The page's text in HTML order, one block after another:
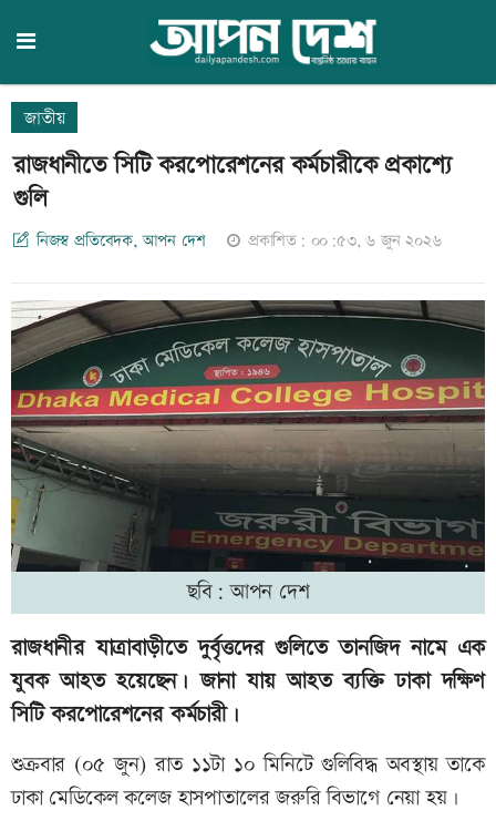
জাতীয়
রাজধানীতে সিটি করপোরেশনের কর্মচারীকে প্রকাশ্যে
গুলি
নিজস্ব প্রতিবেদক, আপন দেশ প্রকাশিত: ০০:৫৩, ৬ জুন ২০২৬
ছবি: আপন দেশ
রাজধানীর যাত্রাবাড়ীতে দুর্বৃত্তদের গুলিতে তানজিদ নামে এক
যুবক আহত হয়েছেন। জানা যায় আহত ব্যক্তি ঢাকা দক্ষিণ
সিটি করপোরেশনের কর্মচারী।
শুক্রবার (০৫ জুন) রাত ১১টা ১০ মিনিটে গুলিবিদ্ধ অবস্থায় তাকে
ঢাকা মেডিকেল কলেজ হাসপাতালের জরুরি বিভাগে নেয়া হয়।